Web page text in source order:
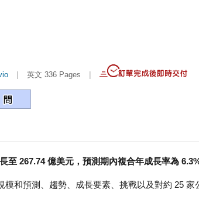
| 英文 336 Pages |
267.74 億美元，預測期內複合年成長率為 6.3%
和預測、趨勢、成長要素、挑戰以及對約 25 家